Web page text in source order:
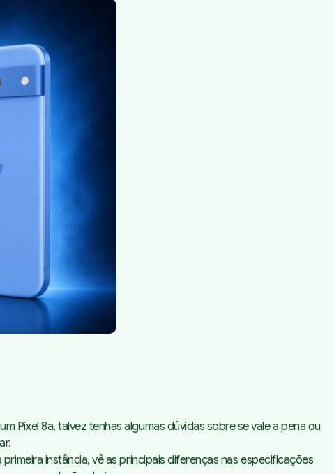
Pixel 8a, talvez tenhas algumas dúvidas sobre se vale a pena ou
instância, vê as principais diferenças nas especificações